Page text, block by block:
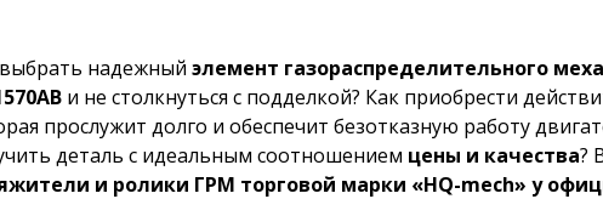
надежный элемент газораспределительного
и не столкнуться с подделкой? Как приобрести
прослужит долго и обеспечит безотказную работу
деталь с идеальным соотношением цены и качества?
и ролики ГРМ торговой марки «HQ-mech» у